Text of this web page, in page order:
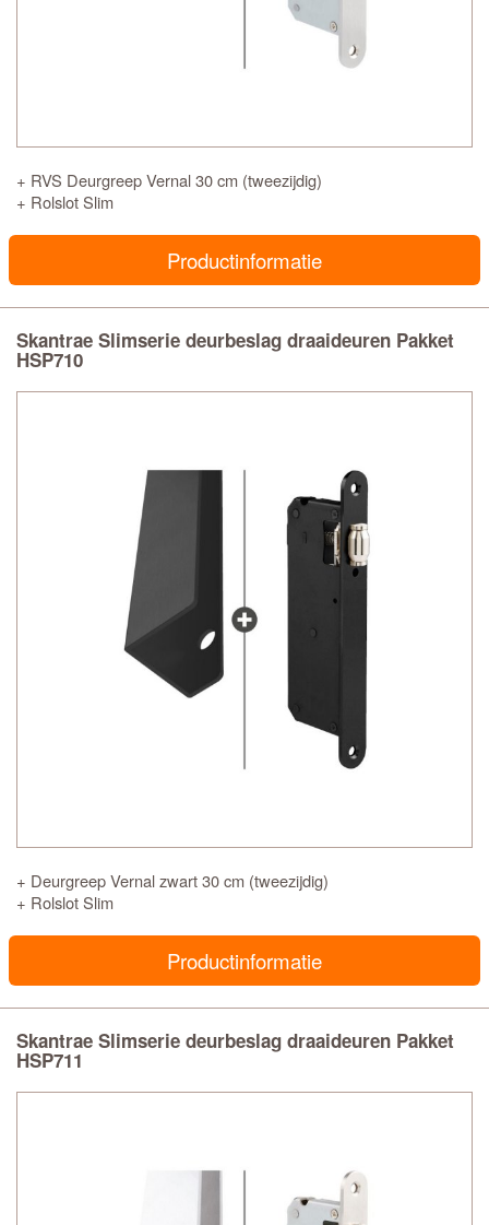
+ RVS Deurgreep Vernal 30 cm (tweezijdig)
+ Rolslot Slim
Productinformatie
Skantrae Slimserie deurbeslag draaideuren Pakket
HSP710
+ Deurgreep Vernal zwart 30 cm (tweezijdig)
+ Rolslot Slim
Productinformatie
Skantrae Slimserie deurbeslag draaideuren Pakket
HSP711